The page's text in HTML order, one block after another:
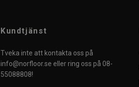
Kundtjänst
Tveka inte att kontakta oss på
info@norfloor.se eller ring oss på 08-
55088808!